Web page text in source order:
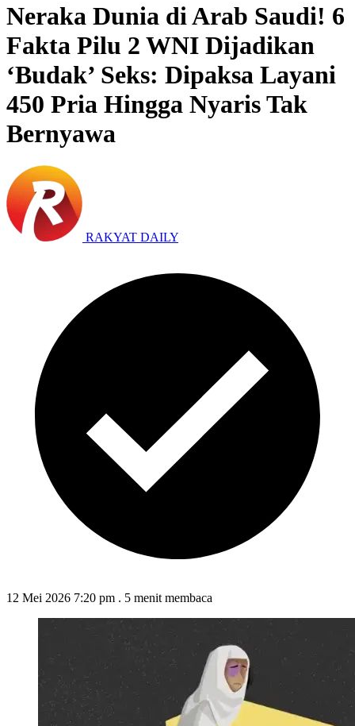
Neraka Dunia di Arab Saudi! 6
Fakta Pilu 2 WNI Dijadikan
‘Budak’ Seks: Dipaksa Layani
450 Pria Hingga Nyaris Tak
Bernyawa
RAKYAT DAILY
12 Mei 2026 7:20 pm . 5 menit membaca